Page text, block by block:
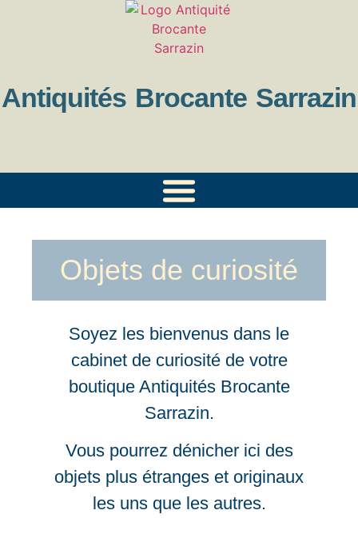
Antiquités Brocante Sarrazin
Objets de curiosité
Soyez les bienvenus dans le
cabinet de curiosité de votre
boutique Antiquités Brocante
Sarrazin.
Vous pourrez dénicher ici des
objets plus étranges et originaux
les uns que les autres.